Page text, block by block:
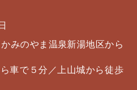
みのやま温泉新湯地区から
車で５分／上山城から徒歩